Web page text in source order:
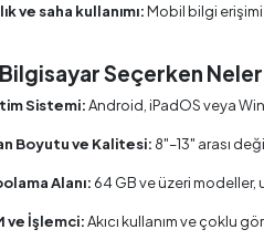
ve saha kullanımı:Mobil bilgi
Seçerken
Sistemi:Android, iPadOS veya
Boyutu ve Kalitesi: 8"–13" arası
Alanı: 64 GB ve üzeri modeller,
ve İşlemci:Akıcı kullanım ve çoklu